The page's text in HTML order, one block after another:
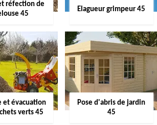
réfection de
45
Elagueur grimpeur 45
et évacuation
verts 45
Pose d'abris de jardin
45